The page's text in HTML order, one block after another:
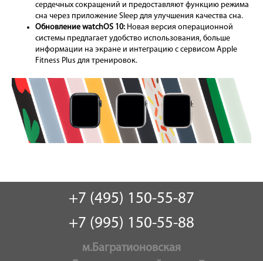
сердечных сокращений и предоставляют функцию режима
сна через приложение Sleep для улучшения качества сна.
Обновление watchOS 10: Новая версия операционной
системы предлагает удобство использования, больше
информации на экране и интеграцию с сервисом Apple
Fitness Plus для тренировок.
+7 (495) 150-55-87
+7 (995) 150-55-88
м.Багратионовская